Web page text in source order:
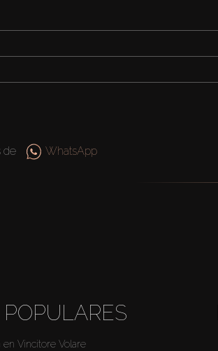
de WhatsApp
en Vincitore Volare